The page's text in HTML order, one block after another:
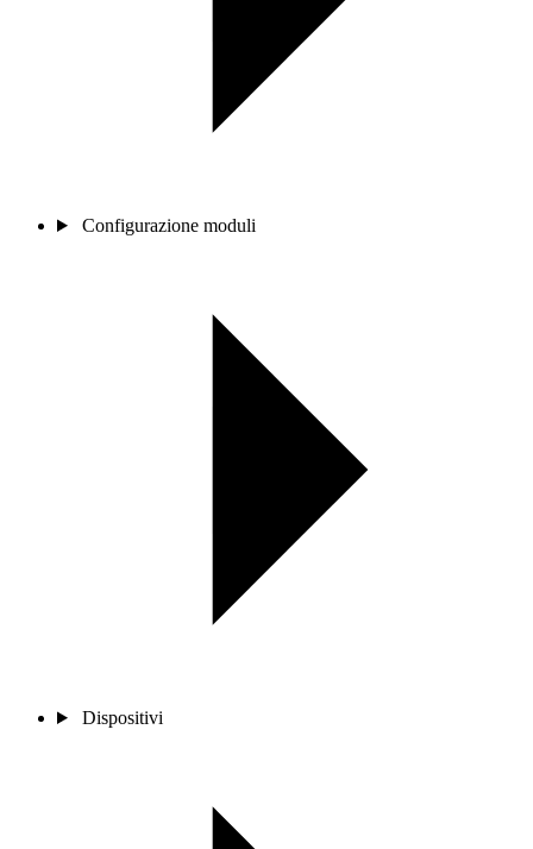
Configurazione moduli
Dispositivi